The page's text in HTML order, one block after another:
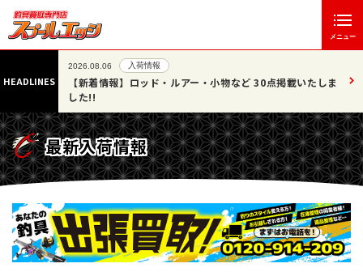
メニュー
HEADLINES
07/25
2026.08.06 入荷情報
【新着情報】ロッド・ルアー・小物など 30点掲載いたしま
した!!
最新入荷情報